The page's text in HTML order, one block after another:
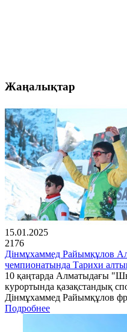
Жаңалықтар
15.01.2025
2176
Дінмұхаммед Райымқұлов
чемпионатында Тарихи
10 қаңтарда Алматыдағы
курортында қазақстандық
Дінмұхаммед Райымқұлов
Подробнее